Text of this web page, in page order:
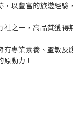
以豐富的旅遊經
之一，高品質獲得
專業素養、靈敏反
原動力 !